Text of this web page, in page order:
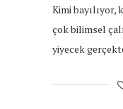
Kimi bayılıyor,
çok bilimsel
yiyecek